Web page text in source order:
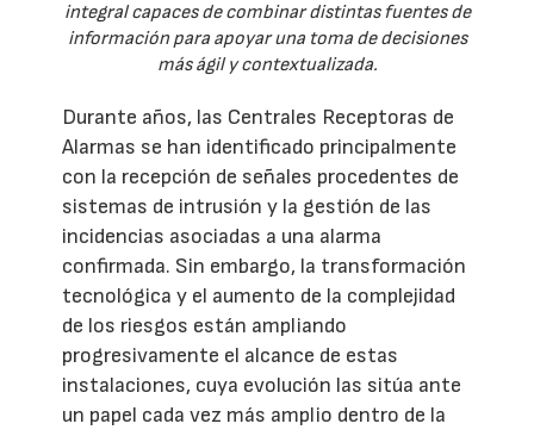
integral capaces de combinar distintas fuentes de
información para apoyar una toma de decisiones
más ágil y contextualizada.
Durante años, las Centrales Receptoras de
Alarmas se han identificado principalmente
con la recepción de señales procedentes de
sistemas de intrusión y la gestión de las
incidencias asociadas a una alarma
confirmada. Sin embargo, la transformación
tecnológica y el aumento de la complejidad
de los riesgos están ampliando
progresivamente el alcance de estas
instalaciones, cuya evolución las sitúa ante
un papel cada vez más amplio dentro de la